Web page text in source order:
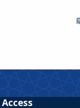
Access